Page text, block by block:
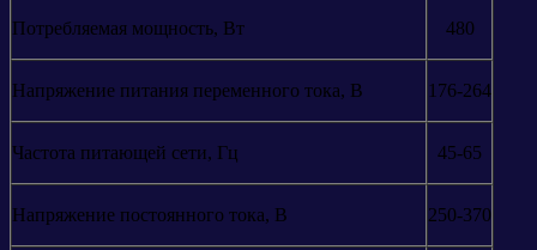
Потребляемая мощность, Вт 480
Напряжение питания переменного тока, В 176-264
Частота питающей сети, Гц 45-65
Напряжение постоянного тока, В 250-370